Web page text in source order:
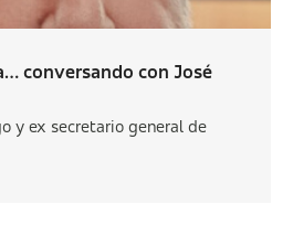
conversando con José
y ex secretario general de